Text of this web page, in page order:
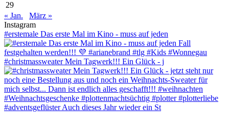
29
« Jan.
März »
Instagram
#erstemale Das erste Mal im Kino - muss auf jeden
#christmassweater Mein Tagwerk!!! Ein Glück - j
#adventsgeflüster Auch dieses Jahr wieder ein St